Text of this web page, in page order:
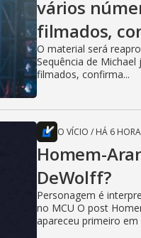
vários
filmados,
O material será
Sequência de
filmados, confirma...
O VÍCIO / HÁ 6
Homem-
DeWolff?
Personagem é
no MCU O post
apareceu primeiro em